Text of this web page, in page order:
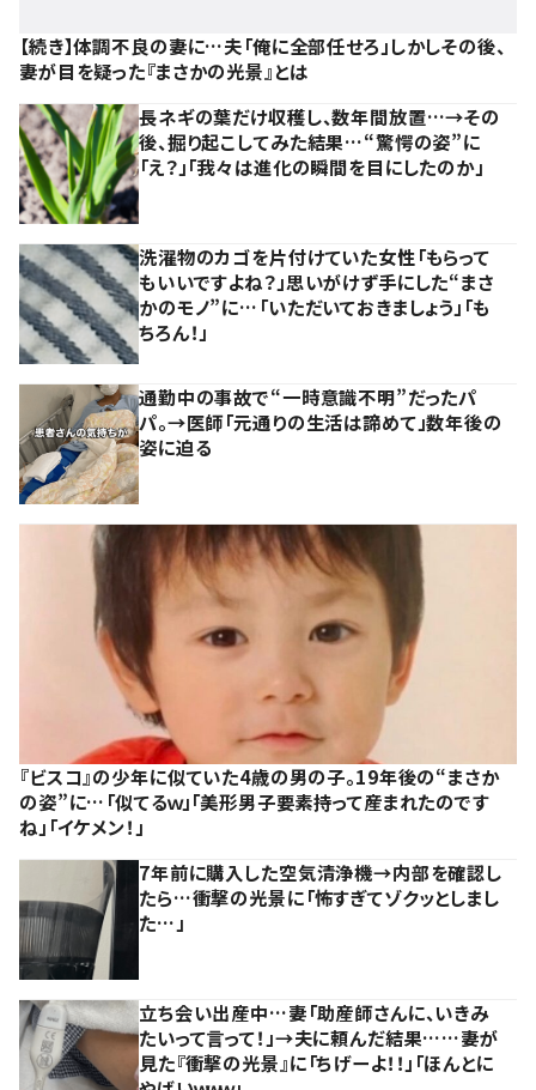
【続き】体調不良の妻に…夫「俺に全部任せろ」しかしその後、
妻が目を疑った『まさかの光景』とは
長ネギの葉だけ収穫し、数年間放置…→その
後、掘り起こしてみた結果…“驚愕の姿”に
「え？」「我々は進化の瞬間を目にしたのか」
洗濯物のカゴを片付けていた女性「もらって
もいいですよね？」思いがけず手にした“まさ
かのモノ”に…「いただいておきましょう」「も
ちろん！」
通勤中の事故で“一時意識不明”だったパ
パ。→医師「元通りの生活は諦めて」数年後の
姿に迫る
『ビスコ』の少年に似ていた4歳の男の子。19年後の“まさか
の姿”に…「似てるｗ」「美形男子要素持って産まれたのです
ね」「イケメン！」
7年前に購入した空気清浄機→内部を確認し
たら…衝撃の光景に「怖すぎてゾクッとしまし
た…」
立ち会い出産中…妻「助産師さんに、いきみ
たいって言って！」→夫に頼んだ結果……妻が
見た『衝撃の光景』に「ちげーよ！！」「ほんとに